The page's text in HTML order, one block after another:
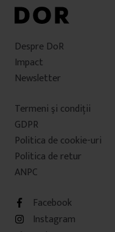
Despre DoR
Impact
Newsletter
Termeni şi condiţii
GDPR
Politica de cookie-uri
Politica de retur
ANPC
Facebook
Instagram